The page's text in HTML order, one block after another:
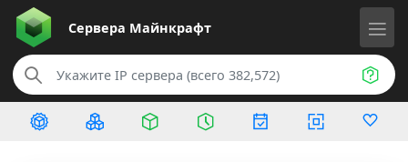
Сервера Майнкрафт